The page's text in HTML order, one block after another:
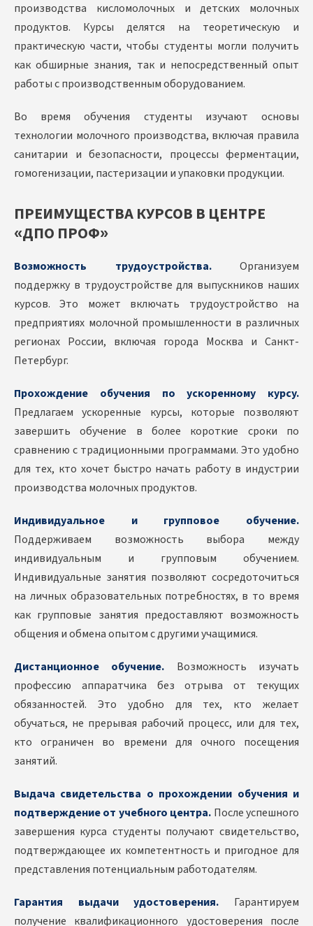
производства кисломолочных и детских молочных
продуктов. Курсы делятся на теоретическую и
практическую части, чтобы студенты могли получить
как обширные знания, так и непосредственный опыт
работы с производственным оборудованием.
Во время обучения студенты изучают основы
технологии молочного производства, включая правила
санитарии и безопасности, процессы ферментации,
гомогенизации, пастеризации и упаковки продукции.
ПРЕИМУЩЕСТВА КУРСОВ В ЦЕНТРЕ
«ДПО ПРОФ»
Возможность трудоустройства.Организуем
поддержку в трудоустройстве для выпускников наших
курсов. Это может включать трудоустройство на
предприятиях молочной промышленности в различных
регионах России, включая города Москва и Санкт-
Петербург.
Прохождение обучения по ускоренному курсу.
Предлагаем ускоренные курсы, которые позволяют
завершить обучение в более короткие сроки по
сравнению с традиционными программами. Это удобно
для тех, кто хочет быстро начать работу в индустрии
производства молочных продуктов.
Индивидуальное и групповое обучение.
Поддерживаем возможность выбора между
индивидуальным и групповым обучением.
Индивидуальные занятия позволяют сосредоточиться
на личных образовательных потребностях, в то время
как групповые занятия предоставляют возможность
общения и обмена опытом с другими учащимися.
Дистанционное обучение. Возможность изучать
профессию аппаратчика без отрыва от текущих
обязанностей. Это удобно для тех, кто желает
обучаться, не прерывая рабочий процесс, или для тех,
кто ограничен во времени для очного посещения
занятий.
Выдача свидетельства о прохождении обучения и
подтверждение от учебного центра. После успешного
завершения курса студенты получают свидетельство,
подтверждающее их компетентность и пригодное для
представления потенциальным работодателям.
Гарантия выдачи удостоверения. Гарантируем
получение квалификационного удостоверения после